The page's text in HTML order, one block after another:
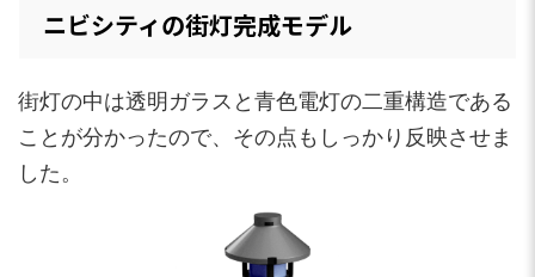
ニビシティの街灯完成モデル
街灯の中は透明ガラスと青色電灯の二重構造である
ことが分かったので、その点もしっかり反映させま
した。